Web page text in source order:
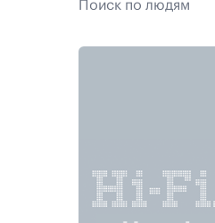
Поиск по людям